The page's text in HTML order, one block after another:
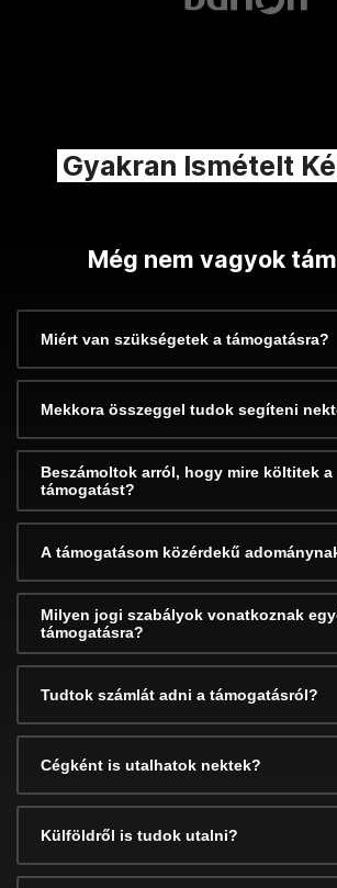
Gyakran Ismételt
Még nem vagyok
Miért van szükségetek a támogatásra?
Mekkora összeggel tudok segíteni
Beszámoltok arról, hogy mire költitek a
támogatást?
A támogatásom közérdekű
Milyen jogi szabályok vonatkoznak
támogatásra?
Tudtok számlát adni a támogatásról?
Cégként is utalhatok nektek?
Külföldről is tudok utalni?